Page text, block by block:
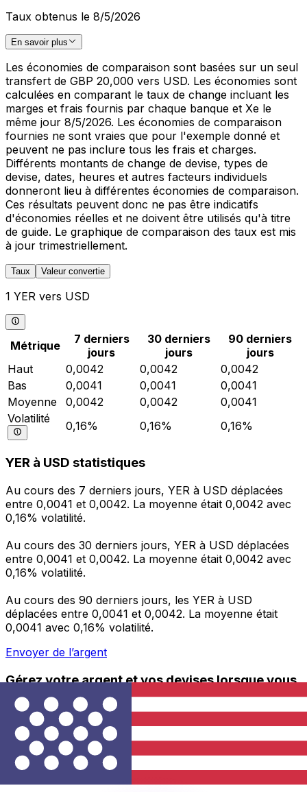
Taux obtenus le 8/5/2026
En savoir plus
Les économies de comparaison sont basées sur un seul
transfert de GBP 20,000 vers USD. Les économies sont
calculées en comparant le taux de change incluant les
marges et frais fournis par chaque banque et Xe le
même jour 8/5/2026. Les économies de comparaison
fournies ne sont vraies que pour l'exemple donné et
peuvent ne pas inclure tous les frais et charges.
Différents montants de change de devise, types de
devise, dates, heures et autres facteurs individuels
donneront lieu à différentes économies de comparaison.
Ces résultats peuvent donc ne pas être indicatifs
d'économies réelles et ne doivent être utilisés qu'à titre
de guide. Le graphique de comparaison des taux est mis
à jour trimestriellement.
Taux Valeur convertie
1 YER vers USD
Métrique
7 derniers
jours
30 derniers
jours
90 derniers
jours
Haut
0,0042 0,0042
0,0042
Bas
0,0041 0,0041
0,0041
Moyenne
0,0042 0,0042
0,0041
Volatilité
0,16% 0,16% 0,16%
YER à USD statistiques
Au cours des 7 derniers jours, YER à USD déplacées
entre 0,0041 et 0,0042. La moyenne était 0,0042 avec
0,16% volatilité.
Au cours des 30 derniers jours, YER à USD déplacées
entre 0,0041 et 0,0042. La moyenne était 0,0042 avec
0,16% volatilité.
Au cours des 90 derniers jours, les YER à USD
déplacées entre 0,0041 et 0,0042. La moyenne était
0,0041 avec 0,16% volatilité.
Envoyer de l’argent
Gérez votre argent et vos devises lorsque vous
êtes en déplacement
L'application Xe réunit toutes les fonctionnalités
nécessaires pour vos transferts d'argent internationaux
et la gestion de vos devises. Convertissez des devises,
programmez des alertes de taux et transférez de